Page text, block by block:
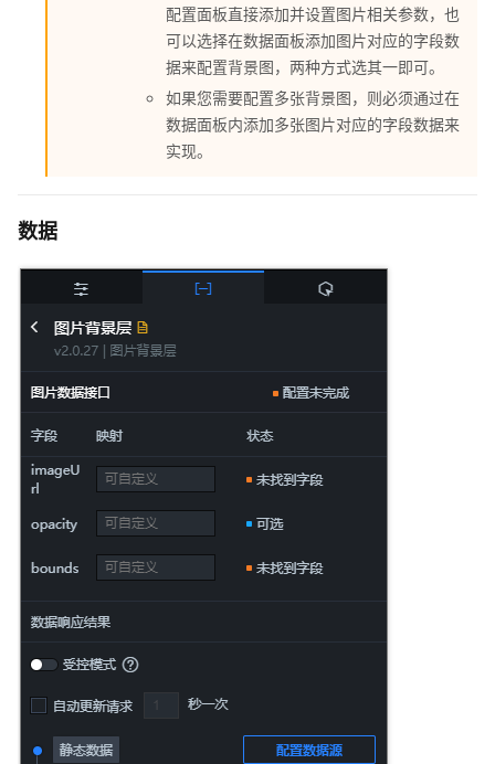
配置面板直接添加并设置图片相关参数，也
可以选择在数据面板添加图片对应的字段数
据来配置背景图，两种方式选其一即可。
如果您需要配置多张背景图，则必须通过在
数据面板内添加多张图片对应的字段数据来
实现。
数据